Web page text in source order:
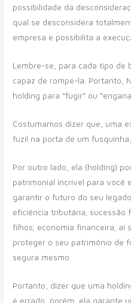
possibilidade da
qual se desconsidera
empresa e possibilita a
Lembre-se, para cada tipo de
capaz de rompe-la. Portanto,
holding para “fugir” ou
Costumamos dizer que, uma
fuzil na porta de um
Por outro lado, ela (holding)
patrimonial incrível para você
garantir o futuro do seu
eficiência tributária; sucessão
filhos; economia financeira; aí
proteger o seu patrimônio de
segura mesmo.
Portanto, dizer que uma
é errado, porém, ela garante